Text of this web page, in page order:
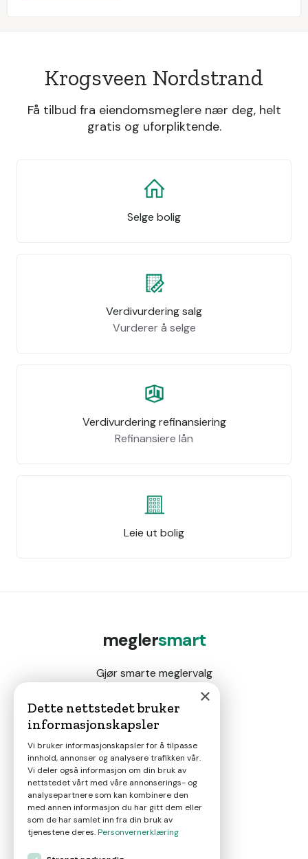
Krogsveen Nordstrand
Få tilbud fra eiendomsmeglere nær deg, helt
gratis og uforpliktende.
Selge bolig
Verdivurdering salg
Vurderer å selge
Verdivurdering refinansiering
Refinansiere lån
Leie ut bolig
meglersmart
Gjør smarte meglervalg
Magasin
Nyheter
Om oss
×
Dette nettstedet bruker
informasjonskapsler
Vi bruker informasjonskapsler for å tilpasse
innhold, annonser og analysere trafikken vår.
Vi deler også informasjon om din bruk av
nettstedet vårt med våre annonserings- og
analysepartnere som kan kombinere den
med annen informasjon du har gitt dem eller
som de har samlet inn fra din bruk av
tjenestene deres.Personvernerklæring